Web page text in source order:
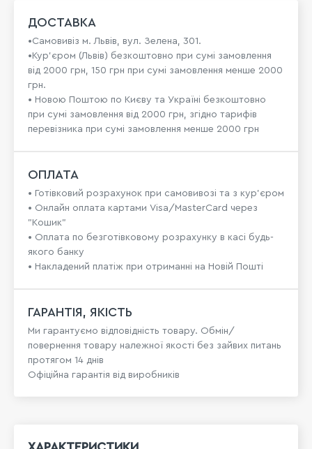
ДОСТАВКА
•Самовивіз м. Львів, вул. Зелена, 301.
•Кур'єром (Львів) безкоштовно при сумі замовлення
від 2000 грн, 150 грн при сумі замовлення менше 2000
грн.
• Новою Поштою по Києву та Україні безкоштовно
при сумі замовлення від 2000 грн, згідно тарифів
перевізника при сумі замовлення менше 2000 грн
ОПЛАТА
• Готівковий розрахунок при самовивозі та з кур’єром
• Онлайн оплата картами Visa/MasterCard через
"Кошик"
• Оплата по безготівковому розрахунку в касі будь-
якого банку
• Накладений платіж при отриманні на Новій Пошті
ГАРАНТІЯ, ЯКІСТЬ
Ми гарантуємо відповідність товару. Обмін/
повернення товару належної якості без зайвих питань
протягом 14 днів
Офіційна гарантія від виробників